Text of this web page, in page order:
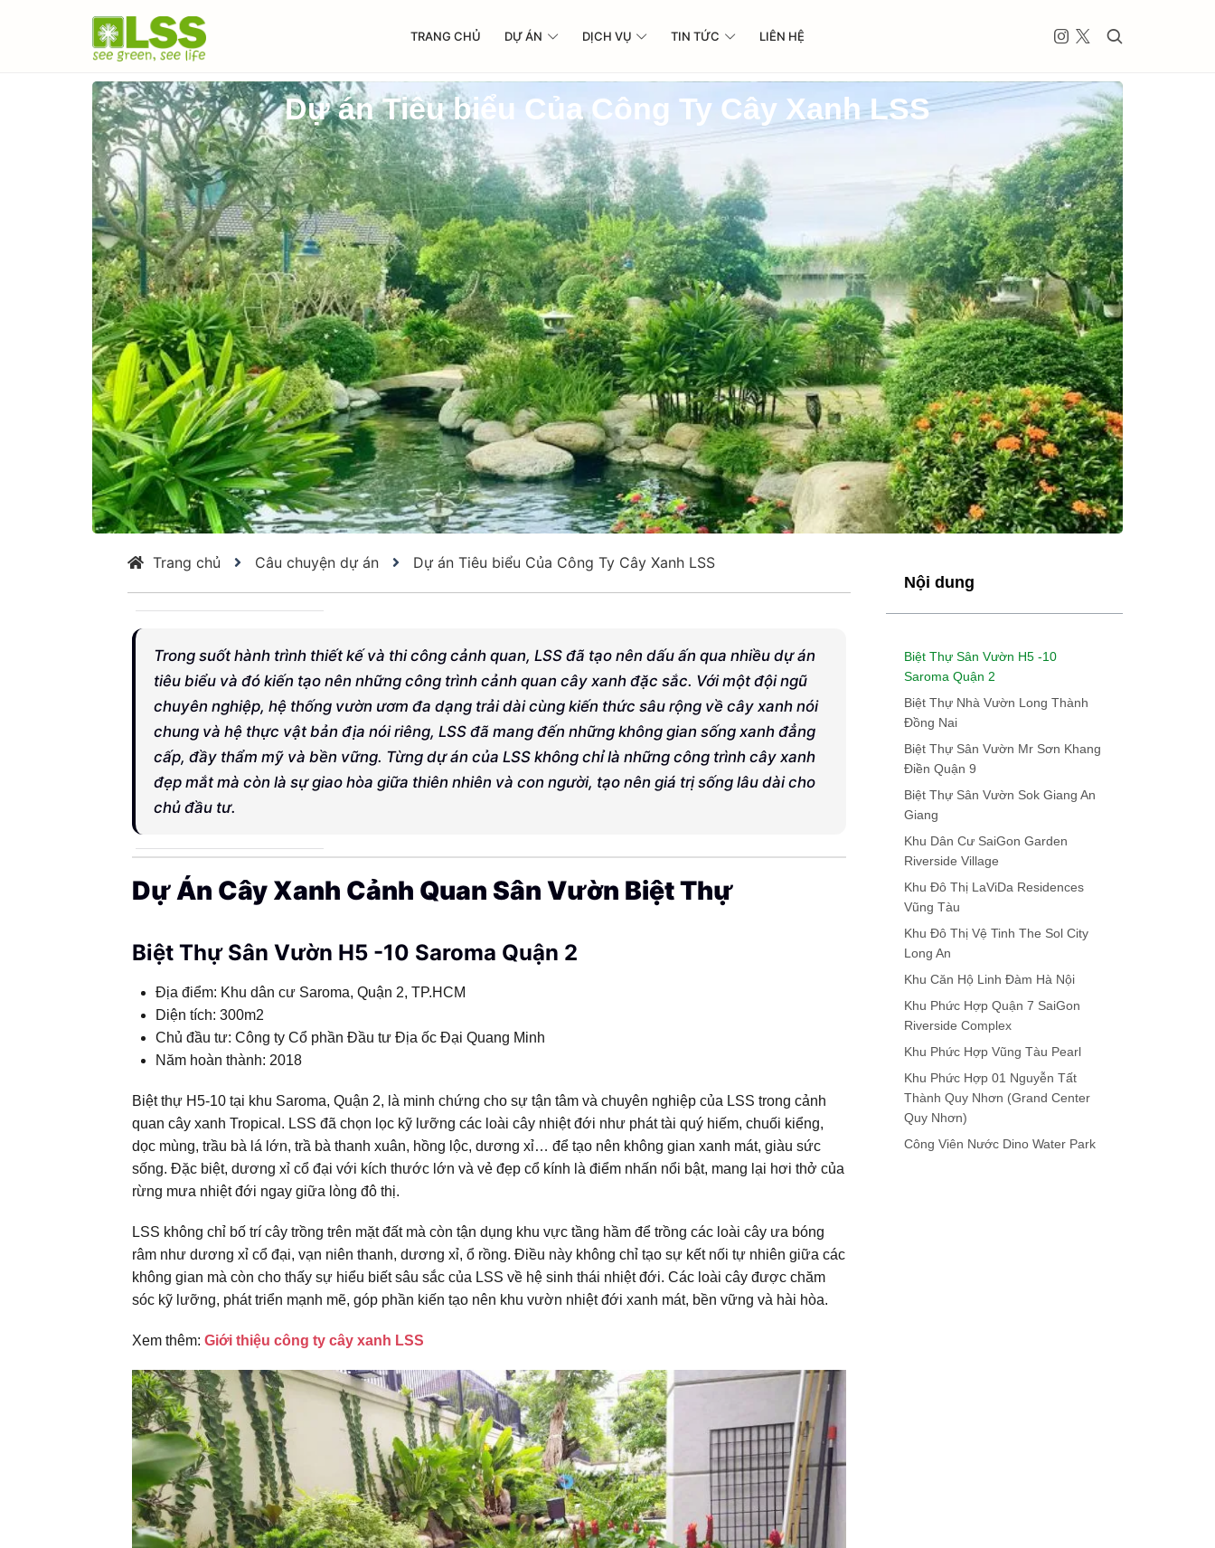
Đơn
vị
thiết
kế
&
thi
TRANG CHỦ DỰ ÁN DỊCH VỤ TIN TỨC LIÊN HỆ
Dự án Tiêu biểu Của Công Ty Cây Xanh LSS
Trang chủ Câu chuyện dự án Dự án Tiêu biểu Của Công Ty Cây Xanh LSS
Trong suốt hành trình thiết kế và thi công cảnh quan, LSS đã tạo nên dấu ấn qua nhiều dự án
tiêu biểu và đó kiến tạo nên những công trình cảnh quan cây xanh đặc sắc. Với một đội ngũ
chuyên nghiệp, hệ thống vườn ươm đa dạng trải dài cùng kiến thức sâu rộng về cây xanh nói
chung và hệ thực vật bản địa nói riêng, LSS đã mang đến những không gian sống xanh đẳng
cấp, đầy thẩm mỹ và bền vững. Từng dự án của LSS không chỉ là những công trình cây xanh
đẹp mắt mà còn là sự giao hòa giữa thiên nhiên và con người, tạo nên giá trị sống lâu dài cho
chủ đầu tư.
Dự Án Cây Xanh Cảnh Quan Sân Vườn Biệt Thự
Biệt Thự Sân Vườn H5 -10 Saroma Quận 2
Địa điểm: Khu dân cư Saroma, Quận 2, TP.HCM
Diện tích: 300m2
Chủ đầu tư: Công ty Cổ phần Đầu tư Địa ốc Đại Quang Minh
Năm hoàn thành: 2018
Biệt thự H5-10 tại khu Saroma, Quận 2, là minh chứng cho sự tận tâm và chuyên nghiệp của LSS trong cảnh
quan cây xanh Tropical. LSS đã chọn lọc kỹ lưỡng các loài cây nhiệt đới như phát tài quý hiếm, chuối kiểng,
dọc mùng, trầu bà lá lớn, trầ bà thanh xuân, hồng lộc, dương xỉ… để tạo nên không gian xanh mát, giàu sức
sống. Đặc biệt, dương xỉ cổ đại với kích thước lớn và vẻ đẹp cổ kính là điểm nhấn nổi bật, mang lại hơi thở của
rừng mưa nhiệt đới ngay giữa lòng đô thị.
LSS không chỉ bố trí cây trồng trên mặt đất mà còn tận dụng khu vực tầng hầm để trồng các loài cây ưa bóng
râm như dương xỉ cổ đại, vạn niên thanh, dương xỉ, ổ rồng. Điều này không chỉ tạo sự kết nối tự nhiên giữa các
không gian mà còn cho thấy sự hiểu biết sâu sắc của LSS về hệ sinh thái nhiệt đới. Các loài cây được chăm
sóc kỹ lưỡng, phát triển mạnh mẽ, góp phần kiến tạo nên khu vườn nhiệt đới xanh mát, bền vững và hài hòa.
Xem thêm:Giới thiệu công ty cây xanh LSS
Nội dung
Biệt Thự Sân Vườn H5 -10
Saroma Quận 2
Biệt Thự Nhà Vườn Long Thành
Đồng Nai
Biệt Thự Sân Vườn Mr Sơn Khang
Điền Quận 9
Biệt Thự Sân Vườn Sok Giang An
Giang
Khu Dân Cư SaiGon Garden
Riverside Village
Khu Đô Thị LaViDa Residences
Vũng Tàu
Khu Đô Thị Vệ Tinh The Sol City
Long An
Khu Căn Hộ Linh Đàm Hà Nội
Khu Phức Hợp Quận 7 SaiGon
Riverside Complex
Khu Phức Hợp Vũng Tàu Pearl
Khu Phức Hợp 01 Nguyễn Tất
Thành Quy Nhơn (Grand Center
Quy Nhơn)
Công Viên Nước Dino Water Park